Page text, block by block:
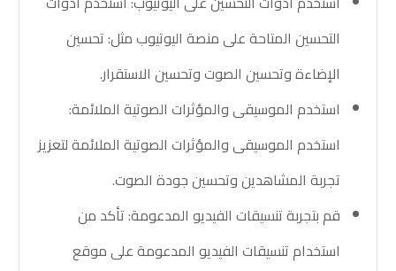
التحسين المتاحة على منصة اليوتيوب مثل: تحسين
الإضاءة وتحسين الصوت وتحسين الاستقرار.
استخدم الموسيقى والمؤثرات الصوتية الملائمة:
استخدم الموسيقى والمؤثرات الصوتية الملائمة لتعزيز
تجربة المشاهدين وتحسين جودة الصوت.
قم بتجربة تنسيقات الفيديو المدعومة: تأكد من
استخدام تنسيقات الفيديو المدعومة على موقع